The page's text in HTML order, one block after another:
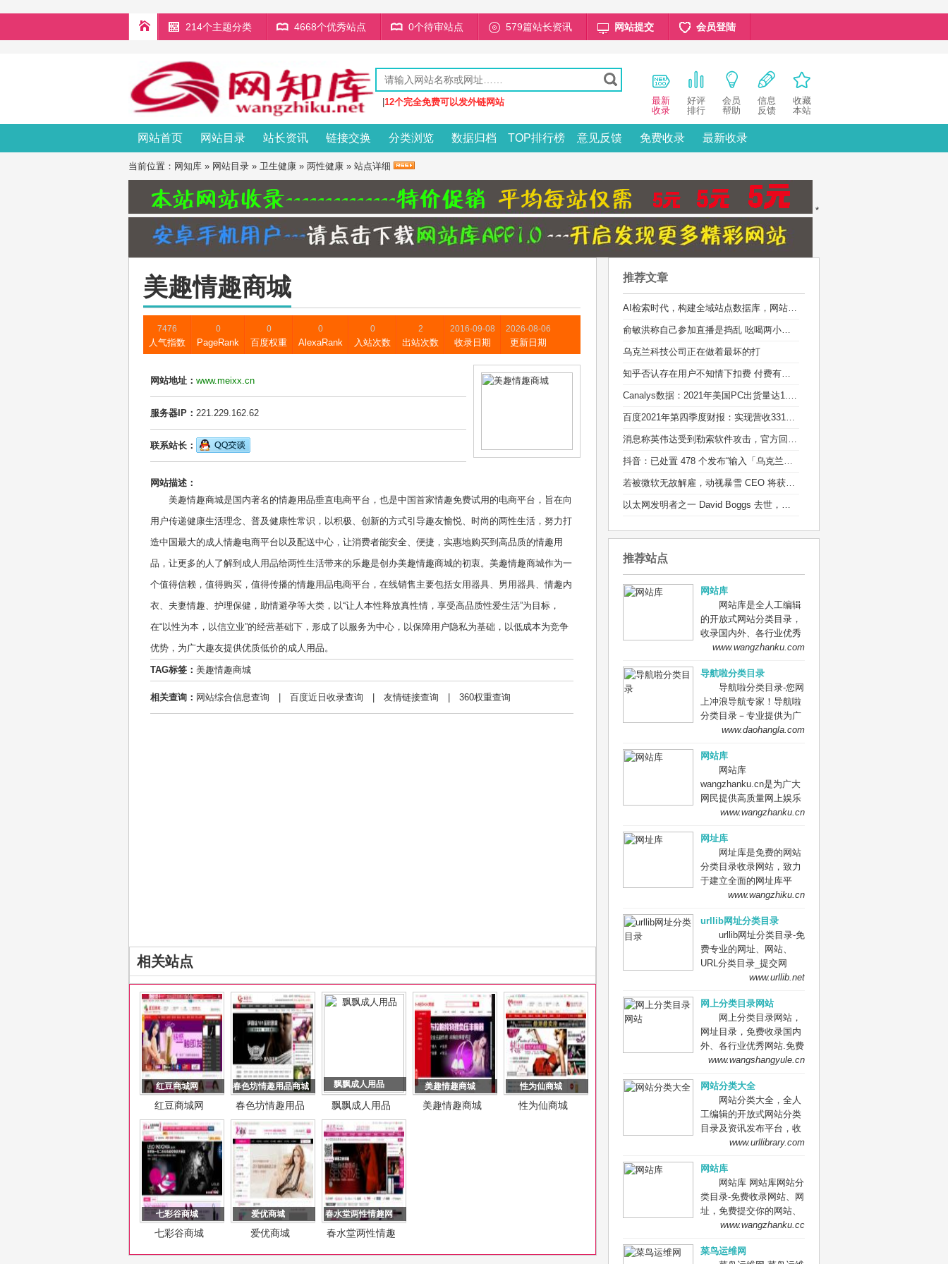
214个主题分类 4668个优秀站点 0个待审站点 579篇站长资讯 网站提交 会员登陆
12个完全免费可以发外链网站
最新
收录
好评
排行
会员
帮助
信息
反馈
收藏
本站
网站首页 网站目录 站长资讯 链接交换 分类浏览 数据归档 TOP排行榜 意见反馈 免费收录 最新收录
当前位置： 网知库 » 网站目录 » 卫生健康 » 两性健康 » 站点详细
*
美趣情趣商城
7476
人气指数
0
PageRank
0
百度权重
0
AlexaRank
0
入站次数
2
出站次数
2016-09-08
收录日期
2026-08-06
更新日期
网站地址： www.meixx.cn
服务器IP： 221.229.162.62
联系站长：
网站描述：
美趣情趣商城是国内著名的情趣用品垂直电商平台，也是中国首家情趣免费试用的电商平台，旨在向
用户传递健康生活理念、普及健康性常识，以积极、创新的方式引导趣友愉悦、时尚的两性生活，努力打
造中国最大的成人情趣电商平台以及配送中心，让消费者能安全、便捷，实惠地购买到高品质的情趣用
品，让更多的人了解到成人用品给两性生活带来的乐趣是创办美趣情趣商城的初衷。美趣情趣商城作为一
个值得信赖，值得购买，值得传播的情趣用品电商平台，在线销售主要包括女用器具、男用器具、情趣内
衣、夫妻情趣、护理保健，助情避孕等大类，以“让人本性释放真性情，享受高品质性爱生活”为目标，
在“以性为本，以信立业”的经营基础下，形成了以服务为中心，以保障用户隐私为基础，以低成本为竞争
优势，为广大趣友提供优质低价的成人用品。
TAG标签： 美趣情趣商城
相关查询： 网站综合信息查询 百度近日收录查询 友情链接查询 360权重查询
相关站点
红豆商城网
红豆商城网
春色坊情趣用品商城
春色坊情趣用品
商城
飘飘成人用品
飘飘成人用品
美趣情趣商城
美趣情趣商城
性为仙商城
性为仙商城
七彩谷商城
七彩谷商城
爱优商城
爱优商城
春水堂两性情趣网
春水堂两性情趣
推荐文章
AI检索时代，构建全域站点数据库，网站库上线运营
俞敏洪称自己参加直播是捣乱 吆喝两小时销售额100多万
乌克兰科技公司正在做着最坏的打
知乎否认存在用户不知情下扣费 付费有标准的通知流程
Canalys数据：2021年美国PC出货量达1.35亿台
百度2021年第四季度财报：实现营收331亿元
消息称英伟达受到勒索软件攻击，官方回应：正在调查
抖音：已处置 478 个发布“输入「乌克兰」有爆炸特效”等不实信息的违规账号
若被微软无故解雇，动视暴雪 CEO 将获得近 1 亿元离职补偿
以太网发明者之一 David Boggs 去世，享年 71 岁：他的成果造福了全球用户
推荐站点
网站库
网站库是全人工编辑
的开放式网站分类目录，
收录国内外、各行业优秀
网站，旨在为用户提供更
索、优秀网站参考、网站
推广服务、网站黄页、网
上娱乐冲浪导航网站。
www.wangzhanku.com
导航啦分类目录
导航啦分类目录-您网
上冲浪导航专家！导航啦
分类目录－专业提供为广
大站长收录的开放式网站
外、各行业优秀正规网站,
全人工编辑收录，为百
度、谷歌、有道、搜狗、
必应等搜索引擎提供索引
参考, 同时也是站长推广
台。
www.daohangla.com
网站库
网站库
wangzhanku.cn是为广大
网民提供高质量网上娱乐
冲浪导航网站，汇聚众多
等网站让广大网民轻松畅
游互联网，同时面向广大
互联网站长提供免费的网
址收录、免费网站收录、
免费外链平台。
www.wangzhanku.cn
网址库
网址库是免费的网站
分类目录收录网站，致力
于建立全面的网址库平
台：免费收录网站、网
秀的网站网址,让你轻松畅
游互联网，找到您想要的
网站、信息资源；加入网
址库让我们共同成长。网
址库!网址酷！上网，您需
用网址一网打尽！
www.wangzhiku.cn
urllib网址分类目录
urllib网址分类目录-免
费专业的网址、网站、
URL分类目录_提交网
址、网站、URL到我们的
www.urllib.net
网上分类目录网站
网上分类目录网站，
网址目录，免费收录国内
外、各行业优秀网站.免费
收录网站、网址，免费提
www.wangshangyule.cn
网站分类大全
网站分类大全，全人
工编辑的开放式网站分类
目录及资讯发布平台，收
录国内外、各行业优秀网
分类目录网站检索、优秀
网站目录参考、网站优化
推广及互联网资讯服务。
www.urllibrary.com
网站库
网站库 网站库网站分
类目录-免费收录网站、网
址，免费提交你的网站、
网址到网站库,网站免费收
口,网站网址大全，
www.wangzhanku.cc
菜鸟运维网